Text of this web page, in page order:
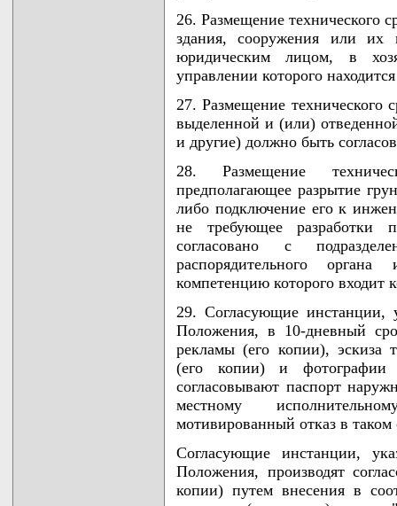
26. Размещение технического
здания, сооружения или их
юридическим лицом, в
управлении которого
27. Размещение технического
выделенной и (или)
и другие) должно быть
28. Размещение
предполагающее разрытие
либо подключение его к
не требующее разработки
согласовано с
распорядительного
компетенцию которого входит
29. Согласующие инстанции,
Положения, в 10-дневный
рекламы (его копии), эскиза
(его копии) и фотографии
согласовывают паспорт
местному
мотивированный отказ в
Согласующие инстанции,
Положения, производят
копии) путем внесения в